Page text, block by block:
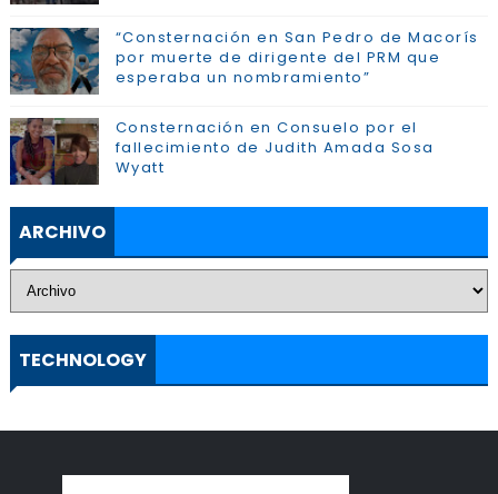
“Consternación en San Pedro de Macorís
por muerte de dirigente del PRM que
esperaba un nombramiento”
Consternación en Consuelo por el
fallecimiento de Judith Amada Sosa
Wyatt
ARCHIVO
TECHNOLOGY